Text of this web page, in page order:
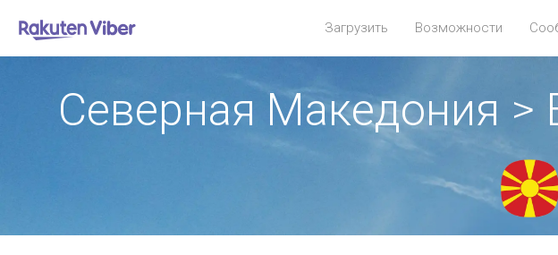
Загрузить Возможности
Северная Македония